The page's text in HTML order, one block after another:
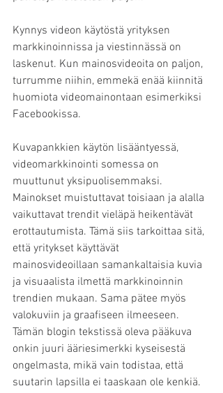
Kynnys videon käytöstä yrityksen
markkinoinnissa ja viestinnässä on
laskenut. Kun mainosvideoita on paljon,
turrumme niihin, emmekä enää kiinnitä
huomiota videomainontaan esimerkiksi
Facebookissa.
Kuvapankkien käytön lisääntyessä,
videomarkkinointi somessa on
muuttunut yksipuolisemmaksi.
Mainokset muistuttavat toisiaan ja alalla
vaikuttavat trendit vieläpä heikentävät
erottautumista. Tämä siis tarkoittaa sitä,
että yritykset käyttävät
mainosvideoillaan samankaltaisia kuvia
ja visuaalista ilmettä markkinoinnin
trendien mukaan. Sama pätee myös
valokuviin ja graafiseen ilmeeseen.
Tämän blogin tekstissä oleva pääkuva
onkin juuri ääriesimerkki kyseisestä
ongelmasta, mikä vain todistaa, että
suutarin lapsilla ei taaskaan ole kenkiä.